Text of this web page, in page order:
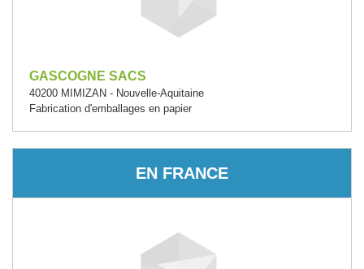
GASCOGNE SACS
40200 MIMIZAN - Nouvelle-Aquitaine
Fabrication d'emballages en papier
EN FRANCE